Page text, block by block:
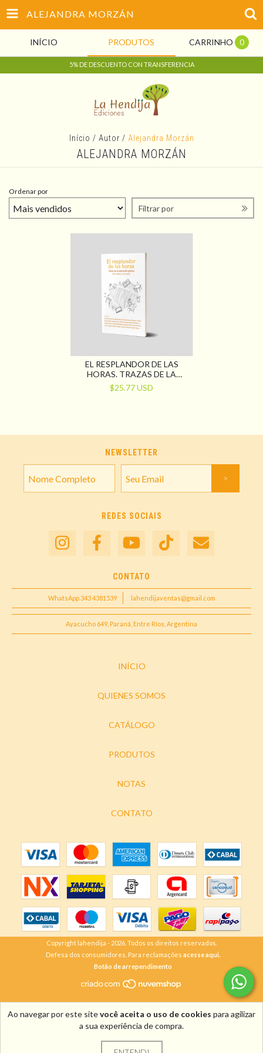
ALEJANDRA MORZÁN
INÍCIO PRODUTOS CARRINHO 0
5% DE DESCUENTO CON TRANSFERENCIA
Ao navegar por este sitevocê aceita o uso de cookies para agilizar
a sua experiência de compra.
Início / Autor / Alejandra Morzán
ALEJANDRA MORZÁN
Ordenar por
Filtrar por
EL RESPLANDOR DE LAS
HORAS. TRAZAS DE LA
EDUCACIÓN PÚBLICA
$25.77 USD
NEWSLETTER
REDES SOCIAIS
CONTATO
WhatsApp 343 4381539 lahendijaventas@gmail.com
Ayacucho 649, Paraná, Entre Ríos, Argentina
INÍCIO
QUIENES SOMOS
CATÁLOGO
PRODUTOS
NOTAS
CONTATO
Copyright lahendija - 2026. Todos os direitos reservados.
Defesa dos consumidores. Para reclamações acesse aqui.
Botão de arrependimento